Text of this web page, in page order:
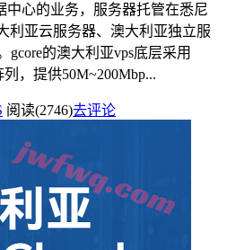
中心的业务，服务器托管在悉尼
利亚云服务器、澳大利亚独立服
gcore的澳大利亚vps底层采用
，提供50M~200Mbp...
阅读(2746)去评论